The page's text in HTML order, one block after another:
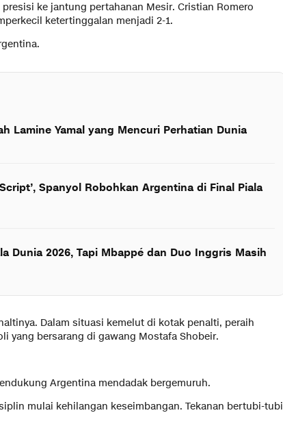
ke jantung pertahanan Mesir. Cristian Romero
ketertinggalan menjadi 2-1.
Lamine Yamal yang Mencuri Perhatian Dunia
Spanyol Robohkan Argentina di Final Piala
Dunia 2026, Tapi Mbappé dan Duo Inggris Masih
Dalam situasi kemelut di kotak penalti, peraih
yang bersarang di gawang Mostafa Shobeir.
Argentina mendadak bergemuruh.
mulai kehilangan keseimbangan. Tekanan bertubi-tubi